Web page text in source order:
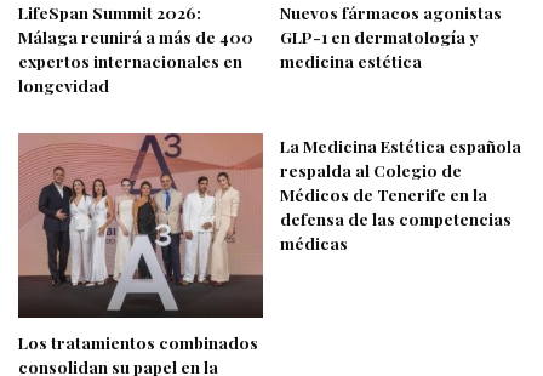
LifeSpan Summit 2026:
Málaga reunirá a más de 400
expertos internacionales en
longevidad
Nuevos fármacos agonistas
GLP-1 en dermatología y
medicina estética
Los tratamientos combinados
consolidan su papel en la
La Medicina Estética española
respalda al Colegio de
Médicos de Tenerife en la
defensa de las competencias
médicas